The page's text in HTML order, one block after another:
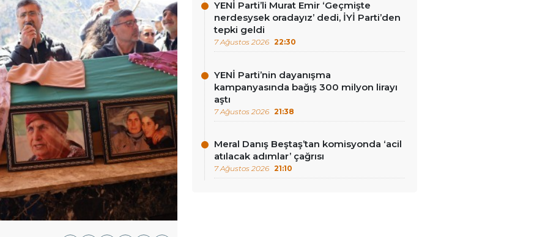
YENİ Parti’li Murat Emir ‘Geçmişte
nerdesysek oradayız’ dedi, İYİ Parti’den
tepki geldi
7 Ağustos 2026 22:30
YENİ Parti’nin dayanışma
kampanyasında bağış 300 milyon lirayı
aştı
7 Ağustos 2026 21:38
Meral Danış Beştaş’tan komisyonda ‘acil
atılacak adımlar’ çağrısı
7 Ağustos 2026 21:10